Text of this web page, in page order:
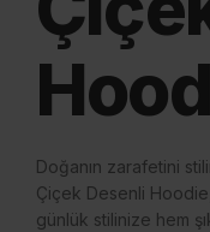
Doğanın zarafetini
Çiçek Desenli
günlük stilinize hem